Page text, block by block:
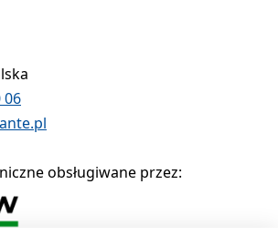
06
obsługiwane przez: